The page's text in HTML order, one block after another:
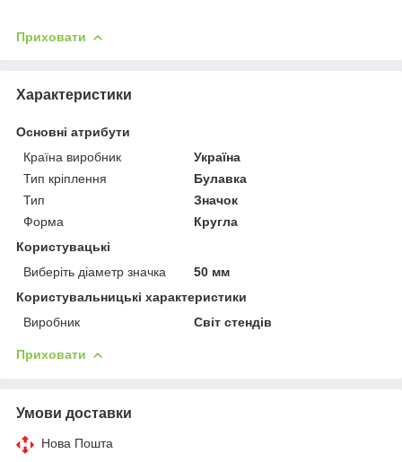
Приховати
Характеристики
Основні атрибути
Країна виробник
Україна
Тип кріплення
Булавка
Тип
Значок
Форма
Кругла
Користувацькі
Виберіть діаметр значка
50 мм
Користувальницькі характеристики
Виробник
Світ стендів
Приховати
Умови доставки
Нова Пошта